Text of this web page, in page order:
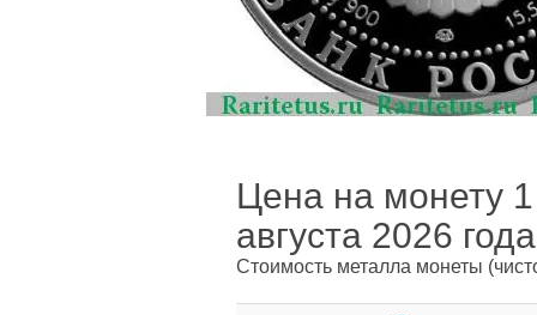
Цена на монету
августа 2026 года
Стоимость металла монеты